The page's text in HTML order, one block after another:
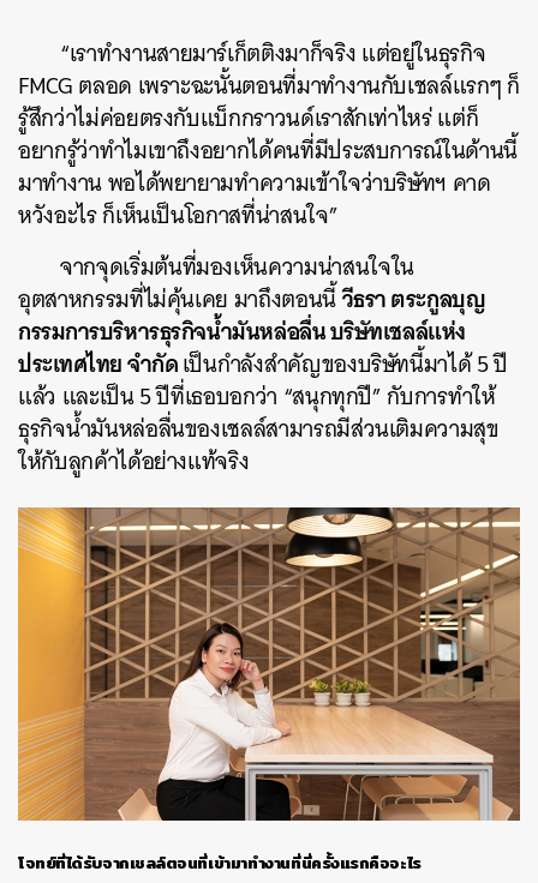
“เราทำงานสายมาร์เก็ตติงมาก็จริง แต่อยู่ในธุรกิจ
FMCG ตลอด เพราะฉะนั้นตอนที่มาทำงานกับเชลล์แรกๆ ก็
รู้สึกว่าไม่ค่อยตรงกับแบ็กกราวนด์เราสักเท่าไหร่ แต่ก็
อยากรู้ว่าทำไมเขาถึงอยากได้คนที่มีประสบการณ์ในด้านนี้
มาทำงาน พอได้พยายามทำความเข้าใจว่าบริษัทฯ คาด
หวังอะไร ก็เห็นเป็นโอกาสที่น่าสนใจ”
จากจุดเริ่มต้นที่มองเห็นความน่าสนใจใน
อุตสาหกรรมที่ไม่คุ้นเคย มาถึงตอนนี้วีธรา ตระกูลบุญ
กรรมการบริหารธุรกิจน้ำมันหล่อลื่น บริษัทเชลล์แห่ง
ประเทศไทย จำกัดเป็นกำลังสำคัญของบริษัทนี้มาได้ 5 ปี
แล้ว และเป็น 5 ปีที่เธอบอกว่า “สนุกทุกปี” กับการทำให้
ธุรกิจน้ำมันหล่อลื่นของเชลล์สามารถมีส่วนเติมความสุข
ให้กับลูกค้าได้อย่างแท้จริง
โจทย์ที่ได้รับจากเชลล์ตอนที่เข้ามาทำงานที่นี่ครั้งแรกคืออะไร